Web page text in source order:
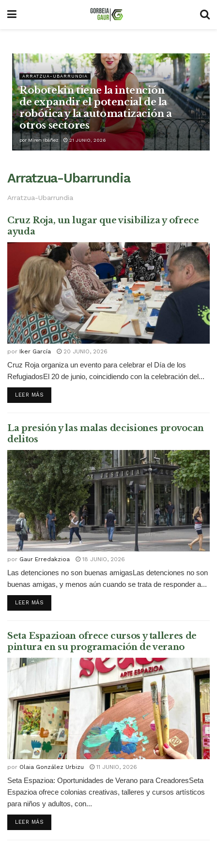
ARRATZUA-UBARRUNDIA
Robotekin tiene la intención
de expandir el potencial de la
robótica y la automatización a
otros sectores
por Miren Ibáñez 21 JUNIO, 2026
Arratzua-Ubarrundia
Arratzua-Ubarrundia
Cruz Roja, un lugar que visibiliza y ofrece
ayuda
por Iker García 20 JUNIO, 2026
Cruz Roja organiza un evento para celebrar el Día de los
RefugiadosEl 20 de junio, coincidiendo con la celebración del...
LEER MÁS
La presión y las malas decisiones provocan
delitos
por Gaur Erredakzioa 18 JUNIO, 2026
Las detenciones no son buenas amigasLas detenciones no son
buenas amigas, y menos aún cuando se trata de responder a...
LEER MÁS
Seta Espazioan ofrece cursos y talleres de
pintura en su programación de verano
por Olaia González Urbizu 11 JUNIO, 2026
Seta Espazioa: Oportunidades de Verano para CreadoresSeta
Espazioa ofrece colonias creativas, talleres y cursos artísticos
para niños y adultos, con...
LEER MÁS